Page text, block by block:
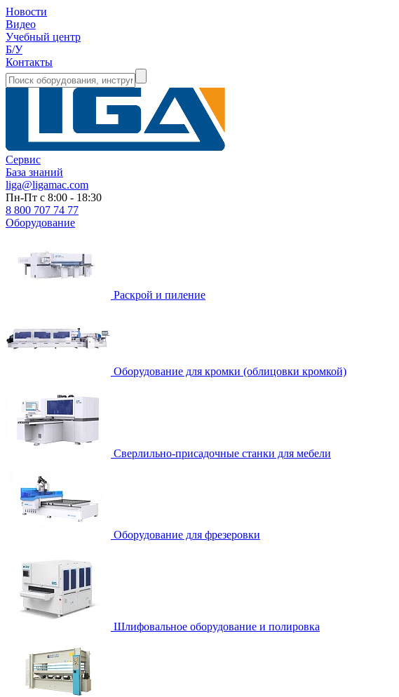
Новости
Видео
Учебный центр
Б/У
Контакты
Сервис
База знаний
liga@ligamac.com
Пн-Пт с 8:00 - 18:30
8 800 707 74 77
Оборудование
Раскрой и пиление
Оборудование для кромки (облицовки кромкой)
Сверлильно-присадочные станки для мебели
Оборудование для фрезеровки
Шлифовальное оборудование и полировка